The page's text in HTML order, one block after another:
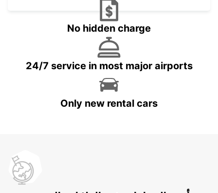
No hidden charge
24/7 service in most major airports
Only new rental cars